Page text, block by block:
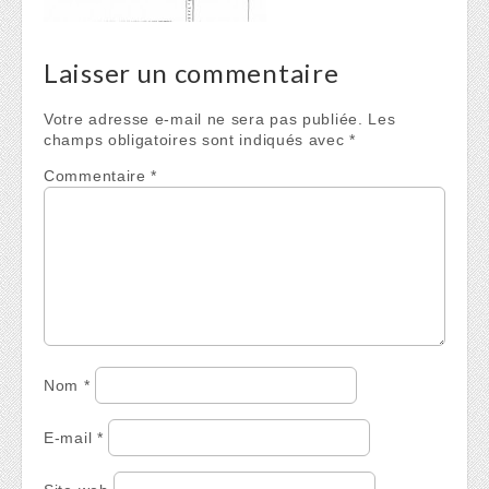
Laisser un commentaire
Votre adresse e-mail ne sera pas publiée.
Les
champs obligatoires sont indiqués avec*
Commentaire*
Nom *
E-mail *